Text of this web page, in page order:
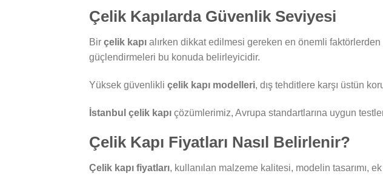
Çelik Kapılarda Güvenlik Seviyesi
Bir çelik kapı alırken dikkat edilmesi gereken en önemli
güçlendirmeleri bu konuda belirleyicidir.
Yüksek güvenlikli çelik kapı modelleri, dış tehditlere karşı üstün
İstanbul çelik kapı çözümlerimiz, Avrupa standartlarına uygun
Çelik Kapı Fiyatları Nasıl Belirlenir?
Çelik kapı fiyatları, kullanılan malzeme kalitesi, modelin tasarımı,